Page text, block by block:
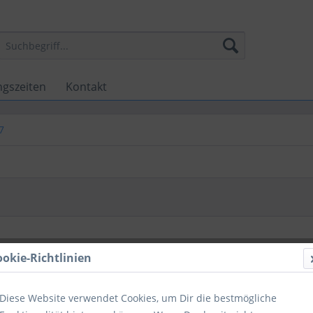
Kontakt
Richtlinien
Diese Website verwendet Cookies, um Dir die bestmögliche